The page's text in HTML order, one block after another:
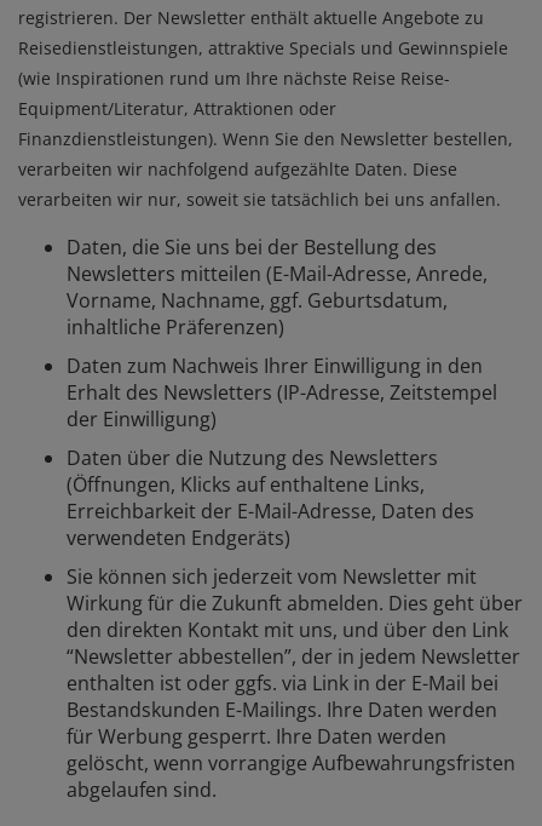
registrieren. Der Newsletter enthält aktuelle Angebote zu
Reisedienstleistungen, attraktive Specials und Gewinnspiele
(wie Inspirationen rund um Ihre nächste Reise Reise-
Equipment/Literatur, Attraktionen oder
Finanzdienstleistungen). Wenn Sie den Newsletter bestellen,
verarbeiten wir nachfolgend aufgezählte Daten. Diese
verarbeiten wir nur, soweit sie tatsächlich bei uns anfallen.
Daten, die Sie uns bei der Bestellung des
Newsletters mitteilen (E-Mail-Adresse, Anrede,
Vorname, Nachname, ggf. Geburtsdatum,
inhaltliche Präferenzen)
Daten zum Nachweis Ihrer Einwilligung in den
Erhalt des Newsletters (IP-Adresse, Zeitstempel
der Einwilligung)
Daten über die Nutzung des Newsletters
(Öffnungen, Klicks auf enthaltene Links,
Erreichbarkeit der E-Mail-Adresse, Daten des
verwendeten Endgeräts)
Sie können sich jederzeit vom Newsletter mit
Wirkung für die Zukunft abmelden. Dies geht über
den direkten Kontakt mit uns, und über den Link
“Newsletter abbestellen”, der in jedem Newsletter
enthalten ist oder ggfs. via Link in der E-Mail bei
Bestandskunden E-Mailings. Ihre Daten werden
für Werbung gesperrt. Ihre Daten werden
gelöscht, wenn vorrangige Aufbewahrungsfristen
abgelaufen sind.